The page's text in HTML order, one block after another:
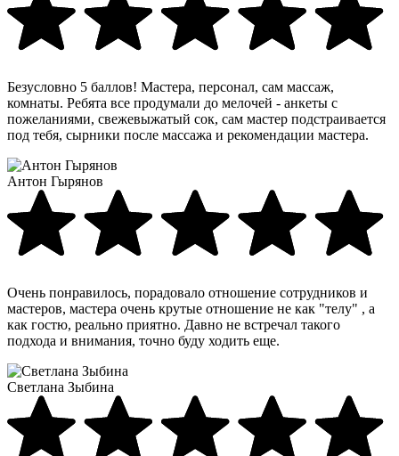
Безусловно 5 баллов! Мастера, персонал, сам массаж,
комнаты. Ребята все продумали до мелочей - анкеты с
пожеланиями, свежевыжатый сок, сам мастер подстраивается
под тебя, сырники после массажа и рекомендации мастера.
Антон Гырянов
Очень понравилось, порадовало отношение сотрудников и
мастеров, мастера очень крутые отношение не как "телу" , а
как гостю, реально приятно. Давно не встречал такого
подхода и внимания, точно буду ходить еще.
Светлана Зыбина